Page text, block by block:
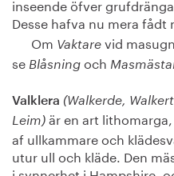
inseende öfver
Desse hafva nu mera fådt
Om Vaktare vid
se Blåsning och
Valklera (Walkerde,
Leim) är en art
af ullkammare och
utur ull och kläde. Den